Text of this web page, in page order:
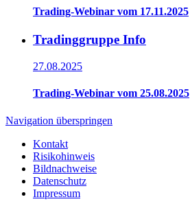
Trading-Webinar vom 17.11.2025
Tradinggruppe Info
27.08.2025
Trading-Webinar vom 25.08.2025
Navigation überspringen
Kontakt
Risikohinweis
Bildnachweise
Datenschutz
Impressum